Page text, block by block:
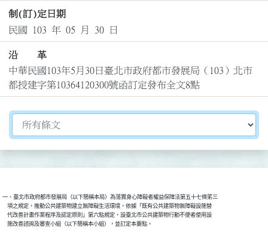
制(訂)定日期
民國 103 年 05 月 30 日
沿 革
中華民國103年5月30日臺北市政府都市發展局（103）北市
都授建字第10364120300號函訂定發布全文8點
切換選擇法規資訊內容
一、臺北市政府都市發展局（以下簡稱本局）為落實身心障礙者權益保障法第五十七條笫三
    項之規定，推動公共建築物建立無障礙生活環境，依據「既有公共建築物無障礙設施替
    代改善計畫作業程序及認定原則」第六點規定，設臺北市公共建築物行動不便者使用設